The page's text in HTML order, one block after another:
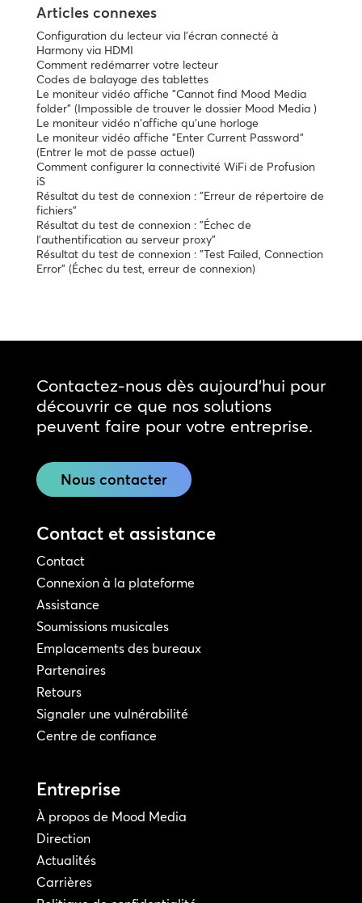
Articles connexes
Configuration du lecteur via l'écran connecté à
Harmony via HDMI
Comment redémarrer votre lecteur
Codes de balayage des tablettes
Le moniteur vidéo affiche "Cannot find Mood Media
folder" (Impossible de trouver le dossier Mood Media )
Le moniteur vidéo n'affiche qu'une horloge
Le moniteur vidéo affiche "Enter Current Password"
(Entrer le mot de passe actuel)
Comment configurer la connectivité WiFi de Profusion
iS
Résultat du test de connexion : "Erreur de répertoire de
fichiers"
Résultat du test de connexion : "Échec de
l'authentification au serveur proxy"
Résultat du test de connexion : "Test Failed, Connection
Error" (Échec du test, erreur de connexion)
Contactez-nous dès aujourd'hui pour
découvrir ce que nos solutions
peuvent faire pour votre entreprise.
Nous contacter
Contact et assistance
Contact
Connexion à la plateforme
Assistance
Soumissions musicales
Emplacements des bureaux
Partenaires
Retours
Signaler une vulnérabilité
Centre de confiance
Entreprise
À propos de Mood Media
Direction
Actualités
Carrières